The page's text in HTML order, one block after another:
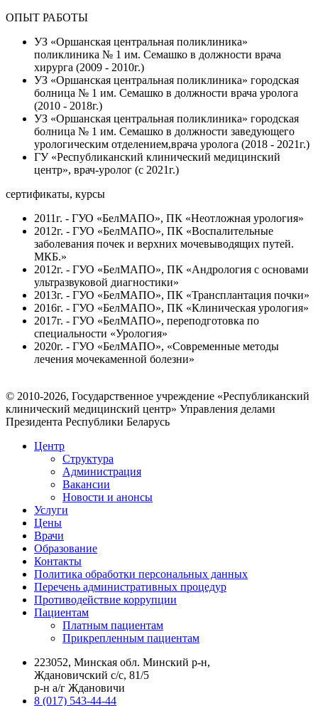
ОПЫТ РАБОТЫ
УЗ «Оршанская центральная поликлиника»
поликлиника № 1 им. Семашко в должности врача
хирурга (2009 - 2010г.)
УЗ «Оршанская центральная поликлиника» городская
болница № 1 им. Семашко в должности врача уролога
(2010 - 2018г.)
УЗ «Оршанская центральная поликлиника» городская
болница № 1 им. Семашко в должности заведующего
урологическим отделением,врача уролога (2018 - 2021г.)
ГУ «Республиканский клинический медицинский
центр», врач-уролог (с 2021г.)
сертификаты, курсы
2011г. - ГУО «БелМАПО», ПК «Неотложная урология»
2012г. - ГУО «БелМАПО», ПК «Воспалительные
заболевания почек и верхних мочевыводящих путей.
МКБ.»
2012г. - ГУО «БелМАПО», ПК «Андрология с основами
ультразвуковой диагностики»
2013г. - ГУО «БелМАПО», ПК «Трансплантация почки»
2016г. - ГУО «БелМАПО», ПК «Клиническая урология»
2017г. - ГУО «БелМАПО», переподготовка по
специальности «Урология»
2020г. - ГУО «БелМАПО», «Современные методы
лечения мочекаменной болезни»
© 2010-2026, Государственное учреждение «Республиканский
клинический медицинский центр» Управления делами
Президента Республики Беларусь
Центр
Структура
Администрация
Вакансии
Новости и анонсы
Услуги
Цены
Врачи
Образование
Контакты
Политика обработки персональных данных
Перечень административных процедур
Противодействие коррупции
Пациентам
Платным пациентам
Прикрепленным пациентам
223052, Минская обл. Минский р-н,
Ждановичский с/с, 81/5
р-н а/г Ждановичи
8 (017) 543-44-44